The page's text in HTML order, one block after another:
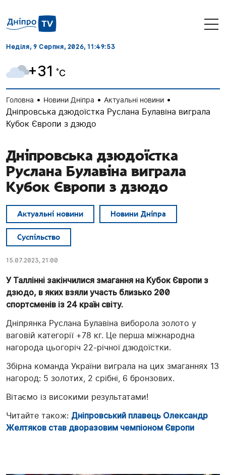
Неділя, 9 Серпня, 2026, 11:49:54
+31 ˚C
Головна • Новини Дніпра • Актуальні новини •
Дніпровська дзюдоїстка Руслана Булавіна виграла
Кубок Європи з дзюдо
Дніпровська дзюдоїстка
Руслана Булавіна виграла
Кубок Європи з дзюдо
Актуальні новини Новини Дніпра
Суспільство
15.07.2023, 21:00
У Таллінні закінчилися змагання на Кубок Європи з
дзюдо, в яких взяли участь близько 200
спортсменів із 24 країн світу.
Дніпрянка Руслана Булавіна виборола золото у
ваговій категорії +78 кг. Це перша міжнародна
нагорода цьогоріч 22-річної дзюдоїстки.
Збірна команда України виграла на цих змаганнях 13
нагород: 5 золотих, 2 срібні, 6 бронзових.
Вітаємо із високими результатами!
Читайте також: Дніпровський плавець Олександр
Желтяков став дворазовим чемпіоном Європи